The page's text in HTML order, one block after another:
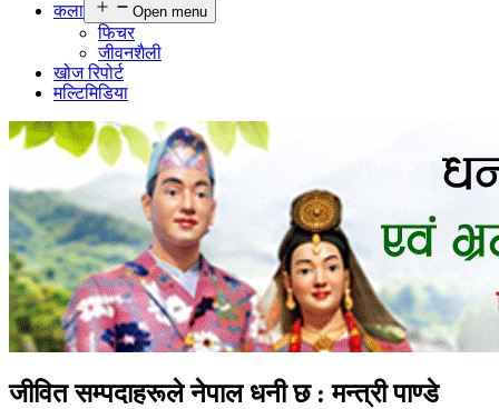
कला
Open menu
फिचर
जीवनशैली
खोज रिपोर्ट
मल्टिमिडिया
जीवित सम्पदाहरूले नेपाल धनी छ : मन्त्री पाण्डे